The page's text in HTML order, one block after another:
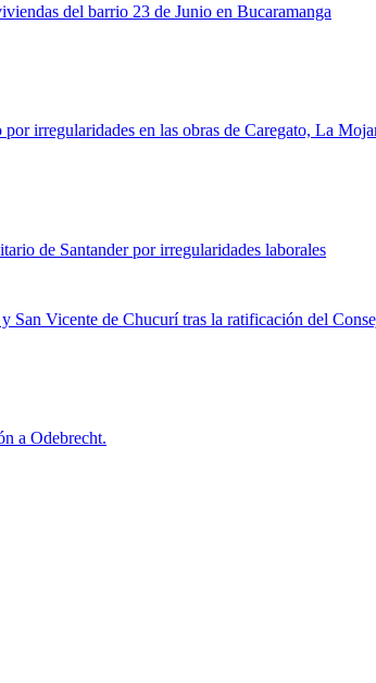
del barrio 23 de Junio en Bucaramanga
irregularidades en las obras de Caregato, La
de Santander por irregularidades laborales
Vicente de Chucurí tras la ratificación del
a Odebrecht.